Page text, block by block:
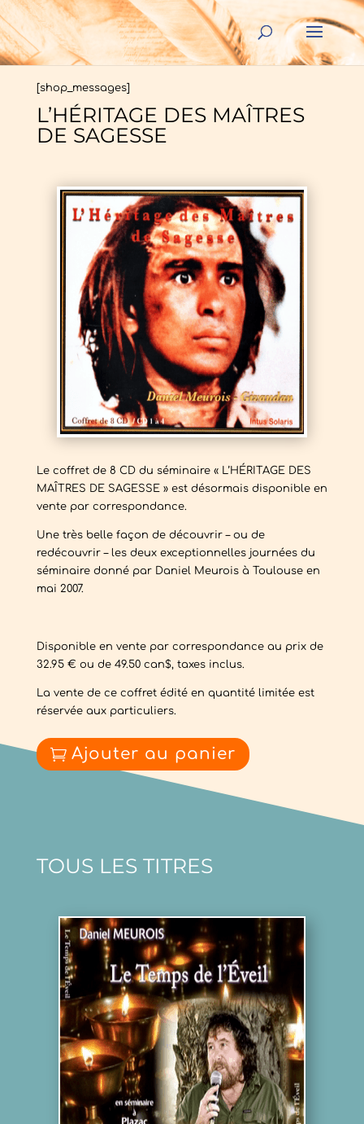
[shop_messages]
L’HÉRITAGE DES MAÎTRES
DE SAGESSE
Le coffret de 8 CD du séminaire « L’HÉRITAGE DES
MAÎTRES DE SAGESSE » est désormais disponible en
vente par correspondance.
Une très belle façon de découvrir – ou de
redécouvrir – les deux exceptionnelles journées du
séminaire donné par Daniel Meurois à Toulouse en
mai 2007.
Disponible en vente par correspondance au prix de
32.95 € ou de 49.50 can$, taxes inclus.
La vente de ce coffret édité en quantité limitée est
réservée aux particuliers.
Ajouter au panier
TOUS LES TITRES